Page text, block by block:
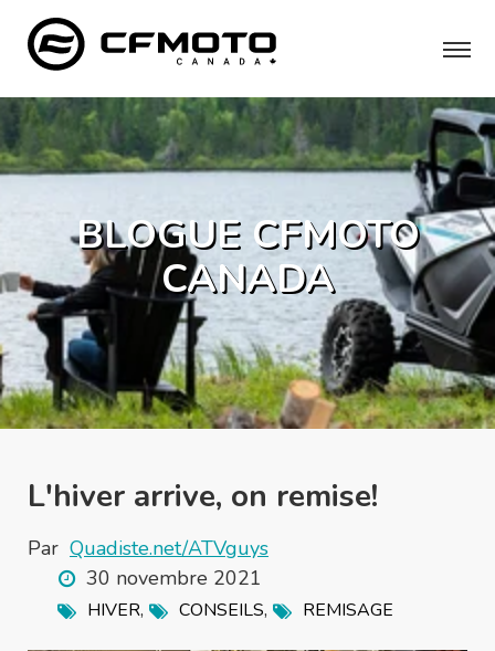
BLOGUE CFMOTO
CANADA
L'hiver arrive, on remise!
Par Quadiste.net/ATVguys
30 novembre 2021
HIVER, CONSEILS, REMISAGE